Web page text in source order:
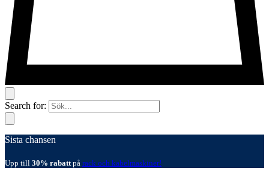
Search for:
Sista chansen
Upp till 30% rabattpå rack och kabelmaskiner!